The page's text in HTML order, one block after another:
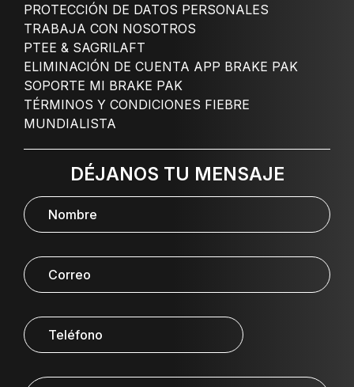
PROTECCIÓN DE DATOS PERSONALES
TRABAJA CON NOSOTROS
PTEE & SAGRILAFT
ELIMINACIÓN DE CUENTA APP BRAKE PAK
SOPORTE MI BRAKE PAK
TÉRMINOS Y CONDICIONES FIEBRE
MUNDIALISTA
DÉJANOS TU MENSAJE